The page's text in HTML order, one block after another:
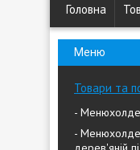
Головна
Товари та
-
-